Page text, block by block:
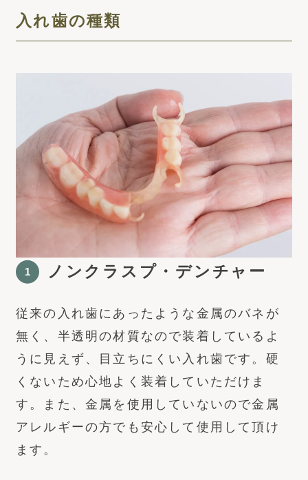
入れ歯の種類
ノンクラスプ・デンチャー
従来の入れ歯にあったような金属のバネが
無く、半透明の材質なので装着しているよ
うに見えず、目立ちにくい入れ歯です。硬
くないため心地よく装着していただけま
す。また、金属を使用していないので金属
アレルギーの方でも安心して使用して頂け
ます。